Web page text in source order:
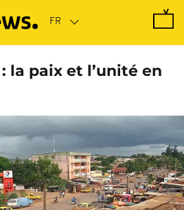
la paix et l’unité en